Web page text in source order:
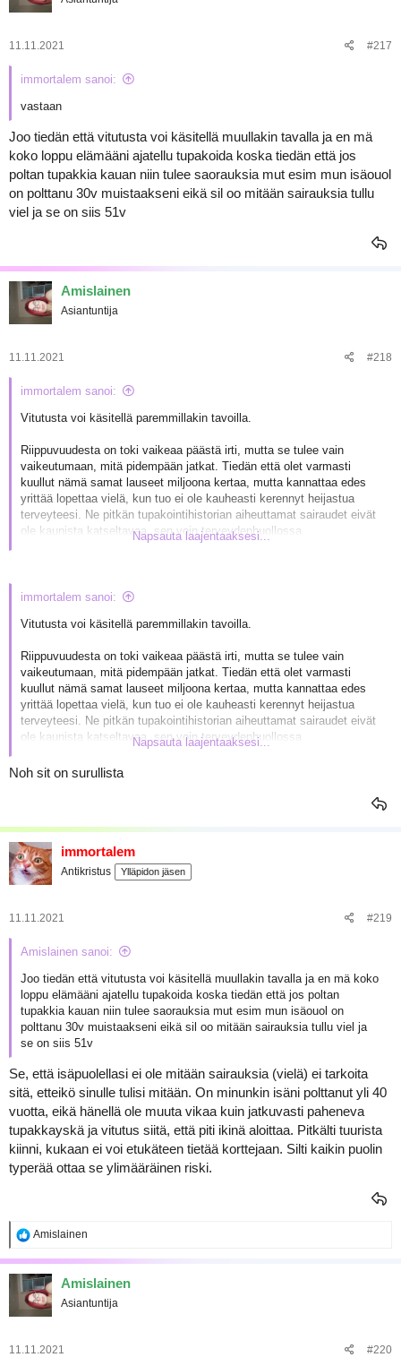
o
:
11.11.2021 #217
immortalem sanoi:
vastaan
Joo tiedän että vitutusta voi käsitellä muullakin tavalla ja en mä
koko loppu elämääni ajatellu tupakoida koska tiedän että jos
poltan tupakkia kauan niin tulee saorauksia mut esim mun isäouol
on polttanu 30v muistaakseni eikä sil oo mitään sairauksia tullu
viel ja se on siis 51v
Amislainen
Asiantuntija
11.11.2021 #218
immortalem sanoi:
Vitutusta voi käsitellä paremmillakin tavoilla.
Riippuvuudesta on toki vaikeaa päästä irti, mutta se tulee vain
vaikeutumaan, mitä pidempään jatkat. Tiedän että olet varmasti
kuullut nämä samat lauseet miljoona kertaa, mutta kannattaa edes
yrittää lopettaa vielä, kun tuo ei ole kauheasti kerennyt heijastua
terveyteesi. Ne pitkän tupakointihistorian aiheuttamat sairaudet eivät
ole kaunista katseltavaa, sen voin terveydenhuollossa
työskentelevänä kertoa. Tupakoitsijat ovat myös yksiä
Napsauta laajentaaksesi...
immortalem sanoi:
Vitutusta voi käsitellä paremmillakin tavoilla.
Riippuvuudesta on toki vaikeaa päästä irti, mutta se tulee vain
vaikeutumaan, mitä pidempään jatkat. Tiedän että olet varmasti
kuullut nämä samat lauseet miljoona kertaa, mutta kannattaa edes
yrittää lopettaa vielä, kun tuo ei ole kauheasti kerennyt heijastua
terveyteesi. Ne pitkän tupakointihistorian aiheuttamat sairaudet eivät
ole kaunista katseltavaa, sen voin terveydenhuollossa
työskentelevänä kertoa. Tupakoitsijat ovat myös yksiä
katuvaisimmista potilaista, joita tulee vastaan.
Napsauta laajentaaksesi...
Noh sit on surullista
immortalem
Antikristus Ylläpidon jäsen
11.11.2021 #219
Amislainen sanoi:
Joo tiedän että vitutusta voi käsitellä muullakin tavalla ja en mä koko
loppu elämääni ajatellu tupakoida koska tiedän että jos poltan
tupakkia kauan niin tulee saorauksia mut esim mun isäouol on
polttanu 30v muistaakseni eikä sil oo mitään sairauksia tullu viel ja
se on siis 51v
Se, että isäpuolellasi ei ole mitään sairauksia (vielä) ei tarkoita
sitä, etteikö sinulle tulisi mitään. On minunkin isäni polttanut yli 40
vuotta, eikä hänellä ole muuta vikaa kuin jatkuvasti paheneva
tupakkayskä ja vitutus siitä, että piti ikinä aloittaa. Pitkälti tuurista
kiinni, kukaan ei voi etukäteen tietää korttejaan. Silti kaikin puolin
typerää ottaa se ylimääräinen riski.
R
a
k
t
i
o
:
Amislainen
Amislainen
Asiantuntija
11.11.2021 #220